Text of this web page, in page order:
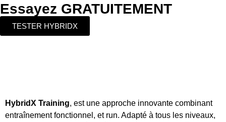
Essayez GRATUITEMENT
TESTER HYBRIDX
HybridX Training, est une approche innovante combinant
entraînement fonctionnel, et run. Adapté à tous les niveaux,